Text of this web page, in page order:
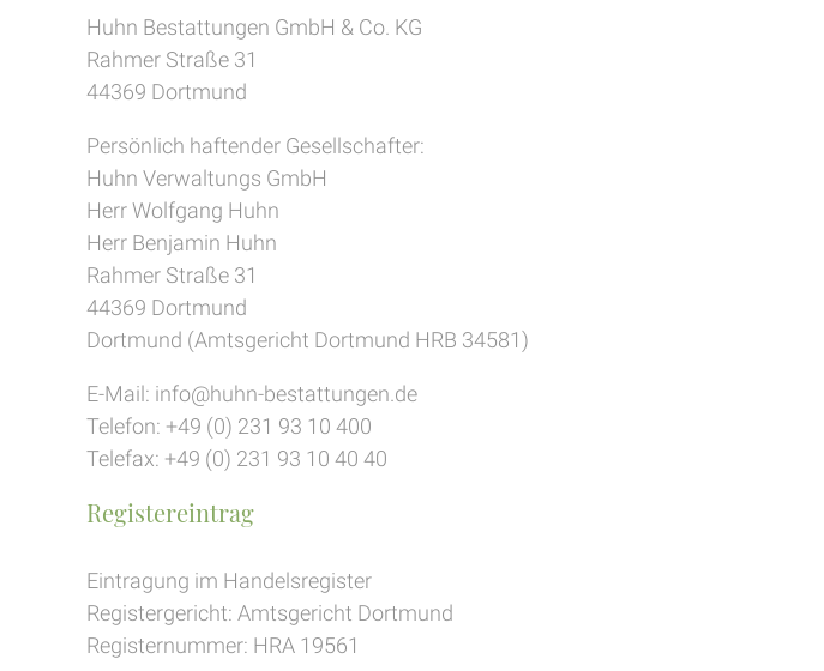
Huhn Bestattungen GmbH & Co. KG
Rahmer Straße 31
44369 Dortmund
Persönlich haftender Gesellschafter:
Huhn Verwaltungs GmbH
Herr Wolfgang Huhn
Herr Benjamin Huhn
Rahmer Straße 31
44369 Dortmund
Dortmund (Amtsgericht Dortmund HRB 34581)
E-Mail: info@huhn-bestattungen.de
Telefon: +49 (0) 231 93 10 400
Telefax: +49 (0) 231 93 10 40 40
Registereintrag
Eintragung im Handelsregister
Registergericht: Amtsgericht Dortmund
Registernummer: HRA 19561